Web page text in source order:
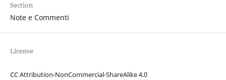
Section
Note e Commenti
License
CC Attribution-NonCommercial-ShareAlike 4.0